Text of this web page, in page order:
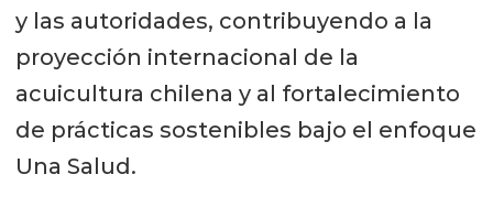
y las autoridades, contribuyendo a la
proyección internacional de la
acuicultura chilena y al fortalecimiento
de prácticas sostenibles bajo el enfoque
Una Salud.